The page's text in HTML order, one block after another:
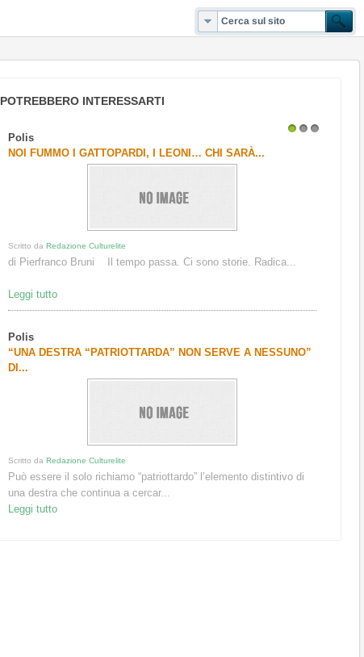
POTREBBERO INTERESSARTI
Polis
NOI FUMMO I GATTOPARDI, I LEONI… CHI SARÀ...
Scritto daRedazione Culturelite
di Pierfranco Bruni Il tempo passa. Ci sono storie. Radica...
Leggi tutto
Polis
“UNA DESTRA “PATRIOTTARDA” NON SERVE A NESSUNO”
DI...
Scritto daRedazione Culturelite
Può essere il solo richiamo “patriottardo” l’elemento distintivo di
una destra che continua a cercar...
Leggi tutto